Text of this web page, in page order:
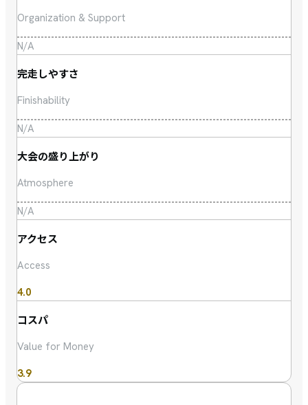
Organization & Support
N/A
完走しやすさ
Finishability
N/A
大会の盛り上がり
Atmosphere
N/A
アクセス
Access
4.0
コスパ
Value for Money
3.9